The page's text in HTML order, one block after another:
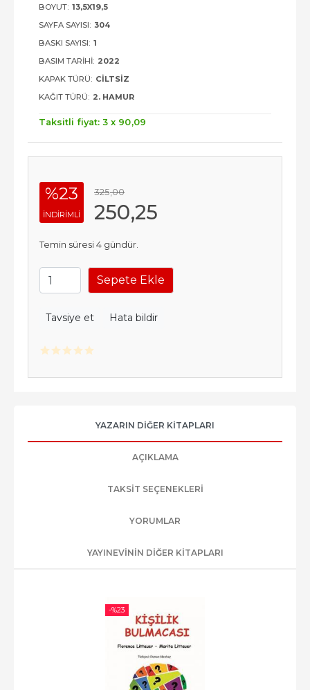
BOYUT: 13,5X19,5
SAYFA SAYISI: 304
BASKI SAYISI: 1
BASIM TARIHI: 2022
KAPAK TÜRÜ: CILTSIZ
KAĞIT TÜRÜ: 2. HAMUR
Taksitli fiyat: 3 x 90,09
%23
INDIRIMLI
325,00
250,25
Temin süresi 4 gündür.
Sepete Ekle
Tavsiye et Hata bildir
YAZARIN DIĞER KITAPLARI
AÇIKLAMA
TAKSIT SEÇENEKLERI
YORUMLAR
YAYINEVININ DIĞER KITAPLARI
-%23